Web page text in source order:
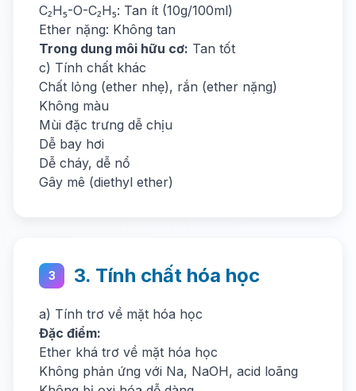
C₂H₅-O-C₂H₅: Tan ít (10g/100ml)
Ether nặng: Không tan
Trong dung môi hữu cơ: Tan tốt
c) Tính chất khác
Chất lỏng (ether nhẹ), rắn (ether nặng)
Không màu
Mùi đặc trưng dễ chịu
Dễ bay hơi
Dễ cháy, dễ nổ
Gây mê (diethyl ether)
3 3. Tính chất hóa học
a) Tính trơ về mặt hóa học
Đặc điểm:
Ether khá trơ về mặt hóa học
Không phản ứng với Na, NaOH, acid loãng